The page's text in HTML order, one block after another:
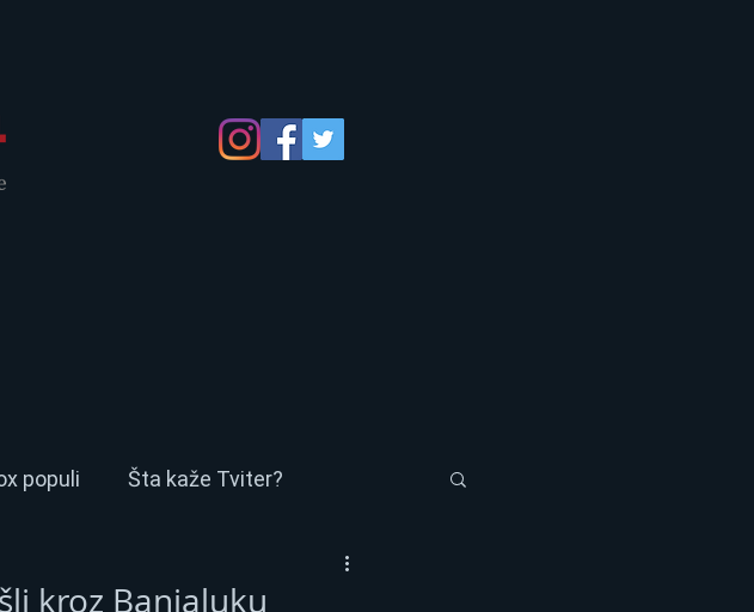
populi Šta kaže Tviter?
kroz Banjaluku